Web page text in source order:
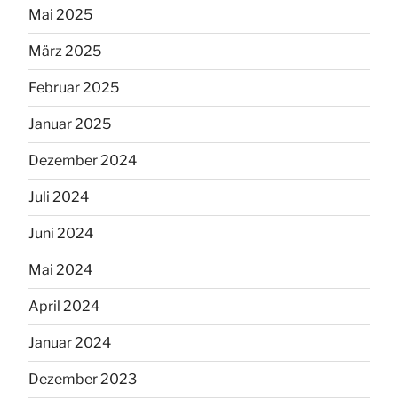
Mai 2025
März 2025
Februar 2025
Januar 2025
Dezember 2024
Juli 2024
Juni 2024
Mai 2024
April 2024
Januar 2024
Dezember 2023